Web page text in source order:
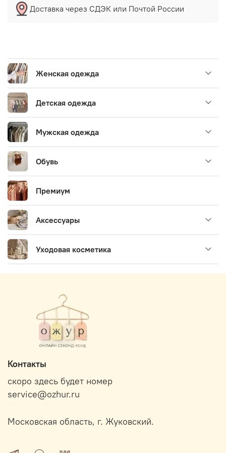
Доставка через СДЭК или Почтой России
Женская одежда
Детская одежда
Мужская одежда
Обувь
Премиум
Аксессуары
Уходовая косметика
Контакты
скоро здесь будет номер
service@ozhur.ru
Московская область, г. Жуковский.